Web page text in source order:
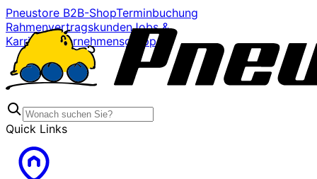
Pneustore B2B-ShopTerminbuchung
RahmenvertragskundenJobs &
Karriere
Unternehmensgruppe
Quick Links